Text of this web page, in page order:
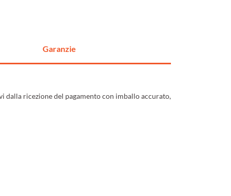
Garanzie
dalla ricezione del pagamento con imballo accurato,